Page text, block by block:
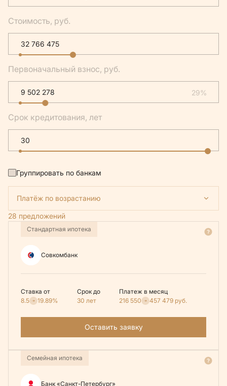
Стоимость, руб.
Первоначальный взнос, руб.
29%
Срок кредитования, лет
Группировать по банкам
Платёж по возрастанию
28 предложений
Стандартная ипотека
Совкомбанк
Ставка от
8.5
19.89%
Срок до
30 лет
Платеж в месяц
216 550
457 479 руб.
Оставить заявку
Семейная ипотека
Банк «Санкт-Петербург»